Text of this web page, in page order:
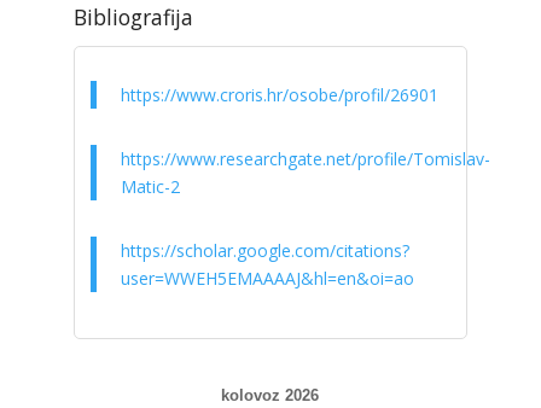
Bibliografija
https://www.croris.hr/osobe/profil/26901
https://www.researchgate.net/profile/Tomislav-
Matic-2
https://scholar.google.com/citations?
user=WWEH5EMAAAAJ&hl=en&oi=ao
kolovoz 2026